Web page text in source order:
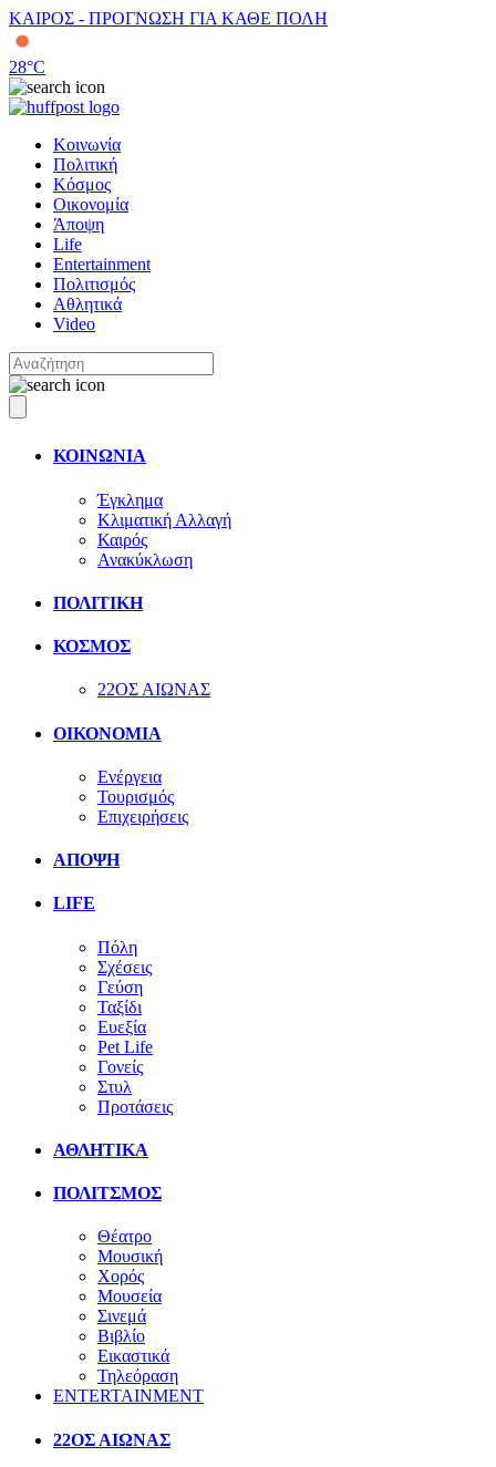
ΚΑΙΡΟΣ - ΠΡΟΓΝΩΣΗ ΓΙΑ ΚΑΘΕ ΠΟΛΗ
28°C
Κοινωνία
Πολιτική
Κόσμος
Οικονομία
Άποψη
Life
Entertainment
Πολιτισμός
Αθλητικά
Video
ΚΟΙΝΩΝΙΑ
Έγκλημα
Κλιματική Αλλαγή
Καιρός
Ανακύκλωση
ΠΟΛΙΤΙΚΗ
ΚΟΣΜΟΣ
22ΟΣ ΑΙΩΝΑΣ
ΟΙΚΟΝΟΜΙΑ
Ενέργεια
Τουρισμός
Επιχειρήσεις
ΑΠΟΨΗ
LIFE
Πόλη
Σχέσεις
Γεύση
Ταξίδι
Ευεξία
Pet Life
Γονείς
Στυλ
Προτάσεις
ΑΘΛΗΤΙΚΑ
ΠΟΛΙΤΣΜΟΣ
Θέατρο
Μουσική
Χορός
Μουσεία
Σινεμά
Βιβλίο
Εικαστικά
Τηλεόραση
ENTERTAINMENT
22ΟΣ ΑΙΩΝΑΣ